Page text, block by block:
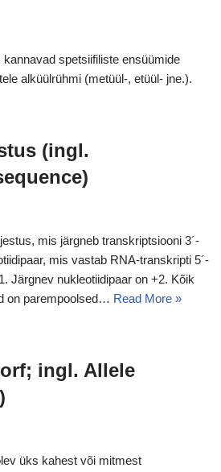
spetsiifiliste ensüümide
alküülrühmi (metüül-, etüül- jne.).
(ingl.
mis järgneb transkriptsiooni 3´-
mis vastab RNA-transkripti 5´-
Järgnev nukleotiidipaar on +2. Kõik
on parempoolsed… Read More »
ingl. Allele
üks kahest või mitmest